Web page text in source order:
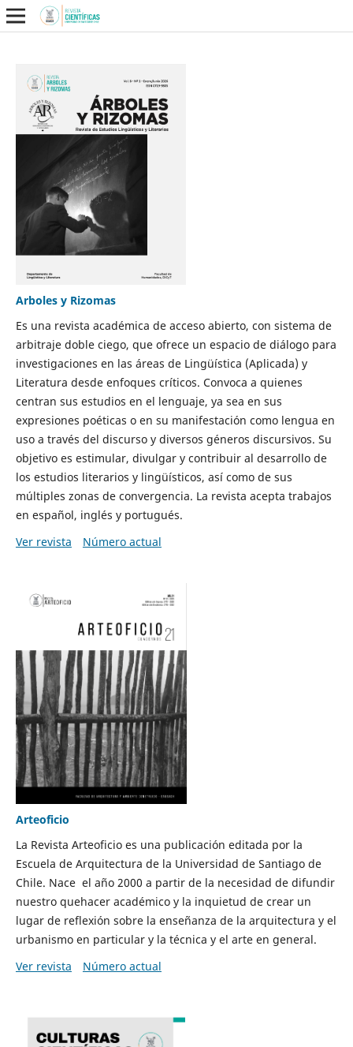
Arboles y Rizomas
Es una revista académica de acceso abierto, con sistema de
arbitraje doble ciego, que ofrece un espacio de diálogo para
investigaciones en las áreas de Lingüística (Aplicada) y
Literatura desde enfoques críticos. Convoca a quienes
centran sus estudios en el lenguaje, ya sea en sus
expresiones poéticas o en su manifestación como lengua en
uso a través del discurso y diversos géneros discursivos. Su
objetivo es estimular, divulgar y contribuir al desarrollo de
los estudios literarios y lingüísticos, así como de sus
múltiples zonas de convergencia. La revista acepta trabajos
en español, inglés y portugués.
Ver revista
Número actual
Arteoficio
La Revista Arteoficio es una publicación editada por la
Escuela de Arquitectura de la Universidad de Santiago de
Chile. Nace el año 2000 a partir de la necesidad de difundir
nuestro quehacer académico y la inquietud de crear un
lugar de reflexión sobre la enseñanza de la arquitectura y el
urbanismo en particular y la técnica y el arte en general.
Ver revista
Número actual